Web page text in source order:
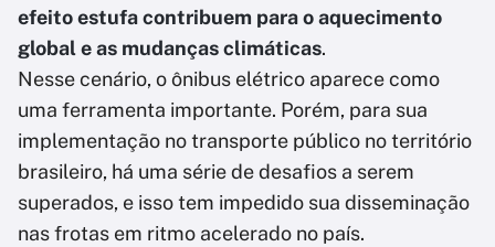
efeito estufa contribuem para o aquecimento
global e as mudanças climáticas.
Nesse cenário, o ônibus elétrico aparece como
uma ferramenta importante. Porém, para sua
implementação no transporte público no território
brasileiro, há uma série de desafios a serem
superados, e isso tem impedido sua disseminação
nas frotas em ritmo acelerado no país.